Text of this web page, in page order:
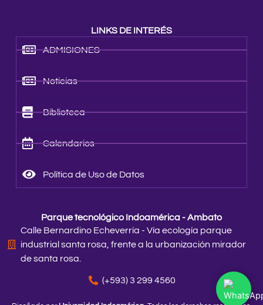
LINKS DE INTERÉS
ADMISIONES
Noticias
Biblioteca
Calendarios
Política de Uso de Datos
Parque tecnológico Indoamérica - Ambato
Calle Bernardino Echeverría - Vía ecología parque
industrial santa rosa, frente a la urbanización mirador
de santa rosa.
(+593) 3 299 4560